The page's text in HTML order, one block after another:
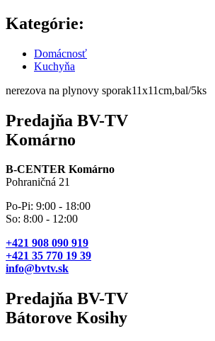
Kategórie:
Domácnosť
Kuchyňa
nerezova na plynovy sporak11x11cm,bal/5ks
Predajňa BV-TV
Komárno
B-CENTER Komárno
Pohraničná 21
Po-Pi: 9:00 - 18:00
So: 8:00 - 12:00
+421 908 090 919
+421 35 770 19 39
info@bvtv.sk
Predajňa BV-TV
Bátorove Kosihy